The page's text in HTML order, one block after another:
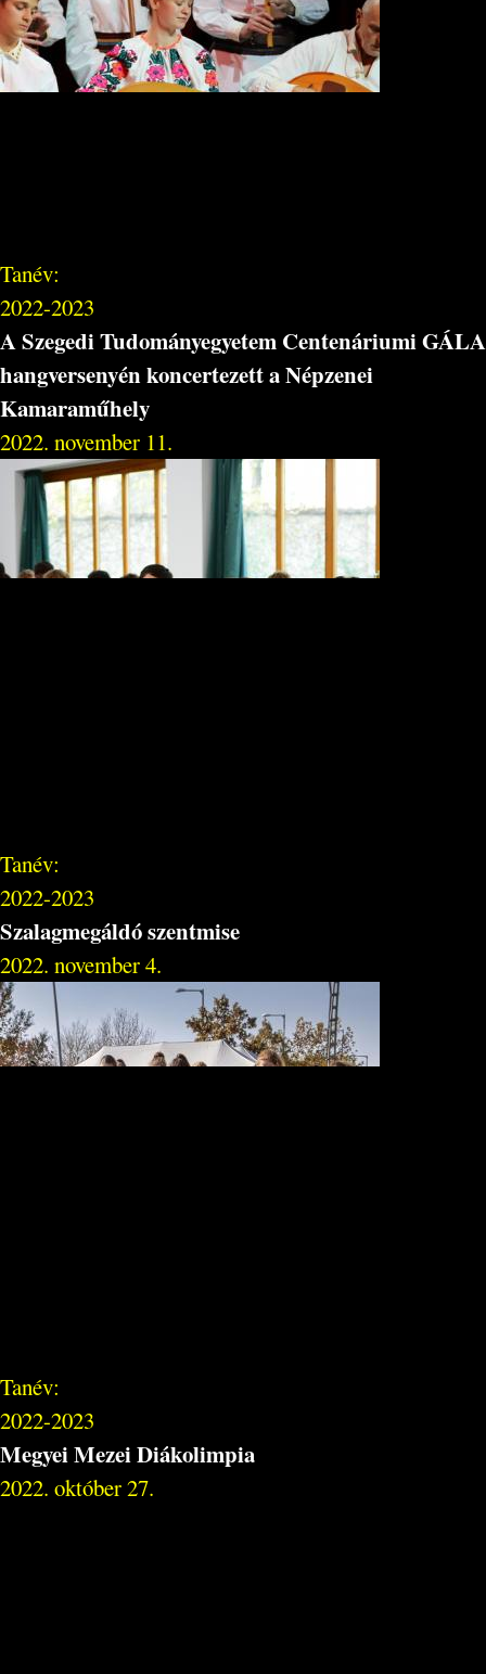
Tanév:
2022-2023
A Szegedi Tudományegyetem Centenáriumi GÁLA
hangversenyén koncertezett a Népzenei
Kamaraműhely
2022. november 11.
Tanév:
2022-2023
Szalagmegáldó szentmise
2022. november 4.
Tanév:
2022-2023
Megyei Mezei Diákolimpia
2022. október 27.